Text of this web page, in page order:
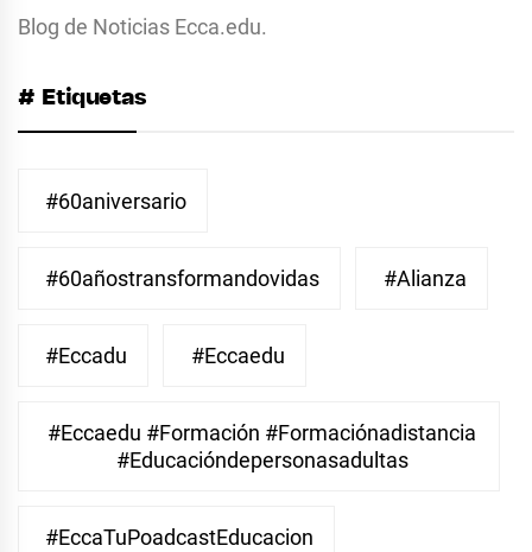
Blog de Noticias Ecca.edu.
# Etiquetas
#60aniversario
#60añostransformandovidas #Alianza
#eccadu #eccaedu
#eccaedu #formación #formaciónadistancia
#educacióndepersonasadultas
#EccaTuPoadcastEducacion